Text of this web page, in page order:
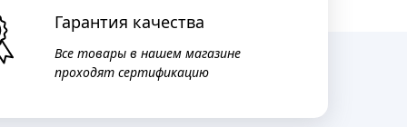
Гарантия качества
Все товары в нашем магазине
проходят сертификацию